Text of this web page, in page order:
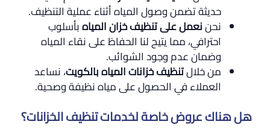
حديثة تضمن وصول المياه أثناء عملية التنظيف.
نحننعمل على تنظيفخزان المياهبأسلوب
احترافي، مما يتيح لنا الحفاظ على نقاء المياه
وضمان عدم وجود الشوائب.
من خلالتنظيف خزانات المياه بالكويت، نساعد
العملاء في الحصول على مياه نظيفة وصحية.
هل هناك عروض خاصة لخدمات تنظيف الخزانات؟